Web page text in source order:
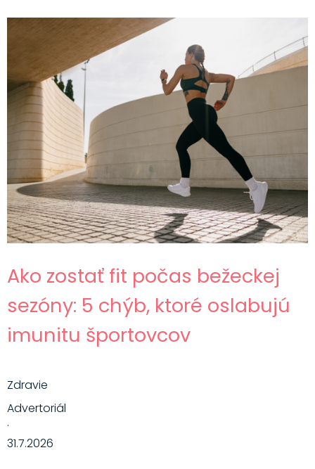
Ako zostať fit počas bežeckej
sezóny: 5 chýb, ktoré oslabujú
imunitu športovcov
Zdravie
Advertoriál
·
31.7.2026